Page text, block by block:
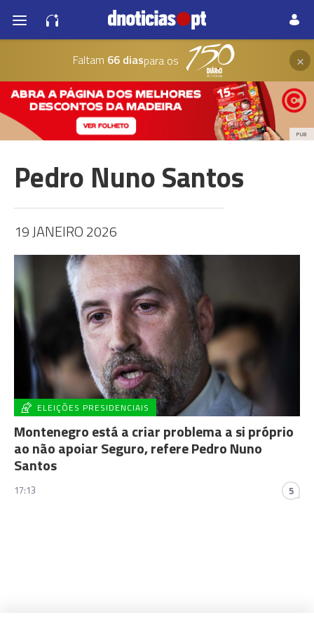
Faltam 66 diaspara os ×
PUB
Pedro Nuno Santos
19 JANEIRO 2026
ELEIÇÕES PRESIDENCIAIS
Montenegro está a criar problema a si próprio
ao não apoiar Seguro, refere Pedro Nuno
Santos
17:13 5